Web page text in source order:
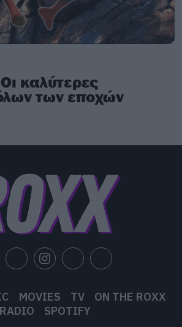
καλύτερες
των εποχών
MOVIES TV
ON THE ROXX
RADIO
SPOTIFY